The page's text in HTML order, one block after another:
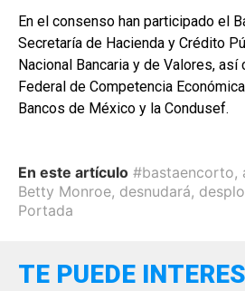
En el consenso han participado el
Secretaría de Hacienda y Crédito
Nacional Bancaria y de Valores,
Federal de Competencia
Bancos de México y la Condusef.
En este artículo #bastaencorto,
Betty Monroe, desnudará,
Portada
TE PUEDE